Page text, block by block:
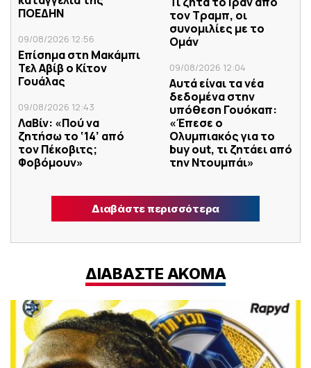
ΠΟΕΔΗΝ
09/08/2026 12:56
Επίσημα στη Μακάμπι
Τελ Αβίβ ο Κίτον
Γουάλας
09/08/2026 12:43
ΛαΒίν: «Πού να
ζητήσω το ‘14’ από
τον Πέκοβιτς;
Φοβόμουν»
τον Τραμπ, οι
συνομιλίες με το
Ομάν
09/08/2026 12:04
Αυτά είναι τα νέα
δεδομένα στην
υπόθεση Γουόκαπ:
«Έπεσε ο
Ολυμπιακός για το
buy out, τι ζητάει από
την Ντουμπάι»
Διαβάστε περισσότερα
ΔΙΑΒΑΣΤΕ ΑΚΟΜΑ